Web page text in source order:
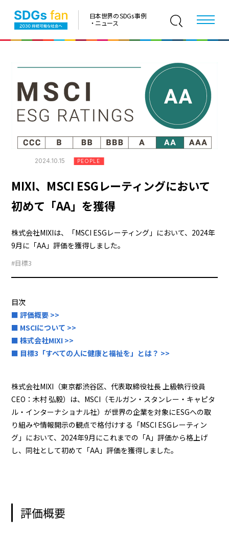
日本世界の SDGs 事例
・ニュース
2024.10.15 PEOPLE
MIXI、MSCI ESGレーティングにおいて
初めて「AA」を獲得
株式会社MIXIは、「MSCI ESGレーティング」において、2024年
9月に「AA」評価を獲得しました。
#目標3
目次
■ 評価概要 >>
■ MSCIについて >>
■ 株式会社MIXI >>
■ 目標3「すべての人に健康と福祉を」とは？ >>
株式会社MIXI（東京都渋谷区、代表取締役社長 上級執行役員
CEO：木村 弘毅）は、MSCI（モルガン・スタンレー・キャピタ
ル・インターナショナル社）が世界の企業を対象にESGへの取
り組みや情報開示の観点で格付けする「MSCI ESGレーティン
グ」において、2024年9月にこれまでの「A」評価から格上げ
し、同社として初めて「AA」評価を獲得しました。
評価概要